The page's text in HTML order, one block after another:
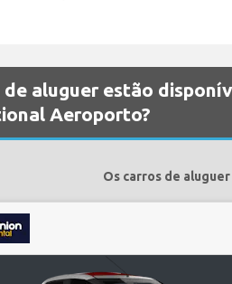
de aluguer estão
Aeroporto?
Os carros de